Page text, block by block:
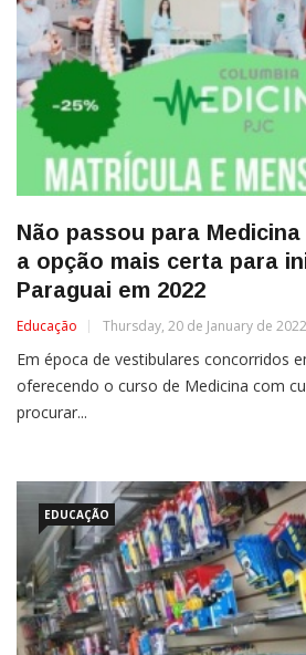
Não passou para
a opção mais certa para
Paraguai em 2022
Educação Thursday, 20 de January de
Em época de vestibulares concorridos
oferecendo o curso de Medicina com
procurar...
EDUCAÇÃO